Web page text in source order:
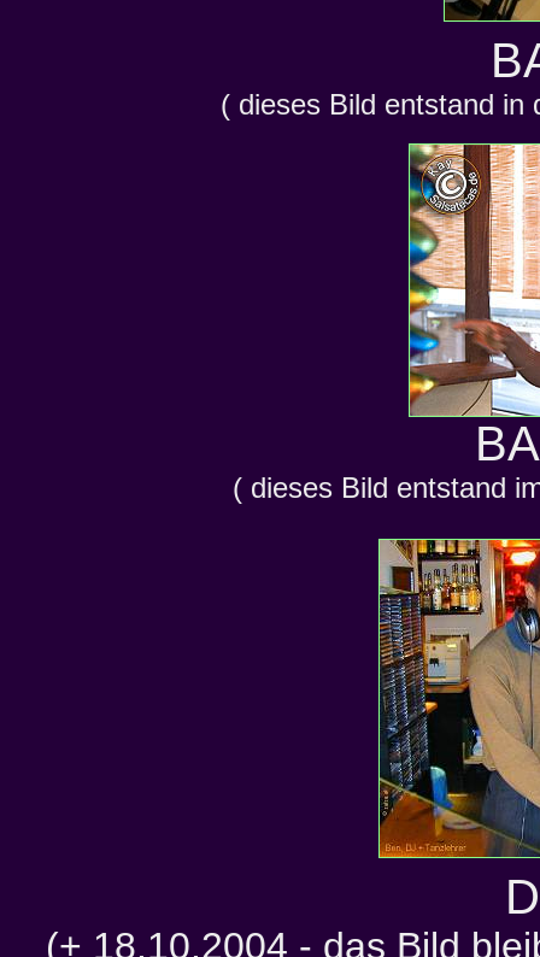
( dieses Bild entstand in
( dieses Bild entstand
(+ 18.10.2004 - das Bild